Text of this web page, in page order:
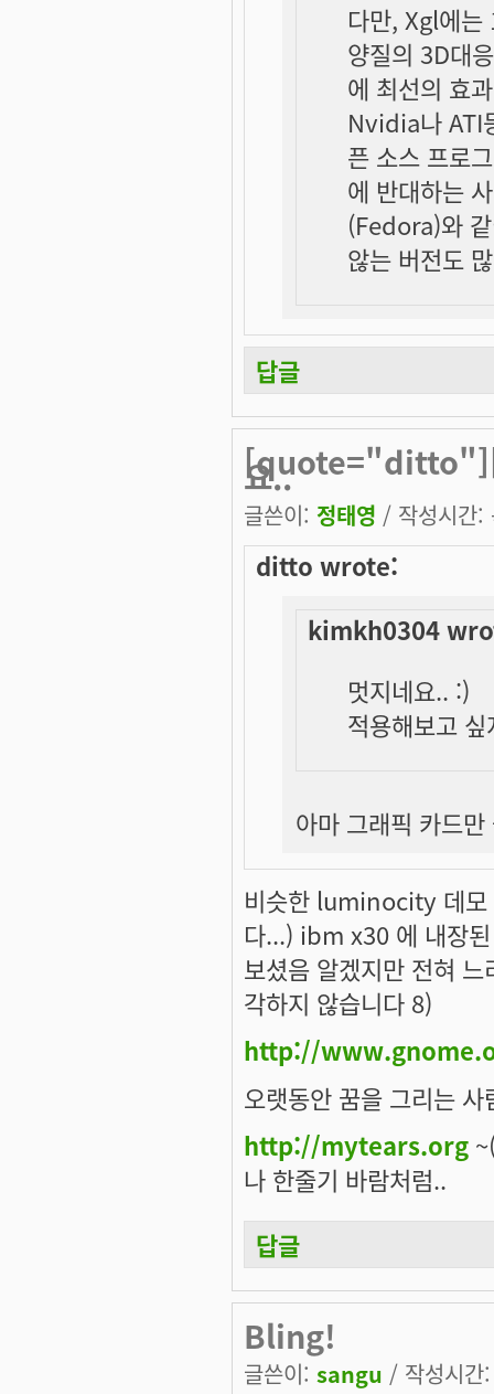
다만, Xgl에는
양질의 3D대
에 최선의 효
Nvidia나 ATI
픈 소스 프로
에 반대하는
(Fedora)와
않는 버전도
답글
요..
글쓴이: 정태영 / 작성시간
ditto wrote:
kimkh0304
멋지네요.. :)
적용해보고
아마 그래픽 카드
비슷한 luminocity 데모
다...) ibm x30 에 내장
보셨음 알겠지만 전혀
각하지 않습니다 8)
http://
오랫동안 꿈을 그리는
http://mytears.org
나 한줄기 바람처럼..
답글
Bling!
글쓴이: sangu / 작성시